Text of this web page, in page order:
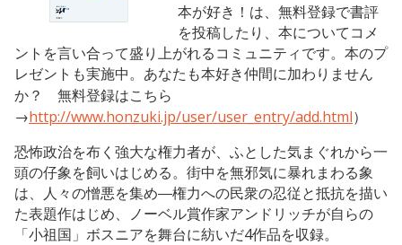
本が好き！は、無料登録で書評
を投稿したり、本についてコメ
ントを言い合って盛り上がれるコミュニティです。本のプ
レゼントも実施中。あなたも本好き仲間に加わりません
か？ 無料登録はこちら
→http://www.honzuki.jp/user/user_entry/add.html）
恐怖政治を布く強大な権力者が、ふとした気まぐれから一
頭の仔象を飼いはじめる。街中を無邪気に暴れまわる象
は、人々の憎悪を集め―権力への民衆の忍従と抵抗を描い
た表題作はじめ、ノーベル賞作家アンドリッチが自らの
「小祖国」ボスニアを舞台に紡いだ4作品を収録。